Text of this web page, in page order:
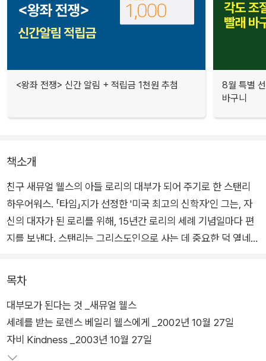
<왕좌 전쟁> 신간 알림 + 적립금 1천원 추첨
8월 특별
바구니
책소개
친구 새뮤얼 웰스의 아들 로리의 대부가 되어 주기로 한 스탠리
하우어워스. 「타임」지가 선정한 '미국 최고의 신학자'인 그는, 자
신의 대자가 된 로리를 위해, 15년간 로리의 세례 기념일마다 편
지를 보낸다. 스탠리는 그리스도인으로 사는 데 중요한 덕 열네
한 관심을 기울인다.
자비로 시작한 첫 번째 편지는 진실함, 우정, 인내, 소망, 정의, 용
기, 기쁨, 단순함, 한결같음, 겸손(과 유머), 절제, 너그러움, 믿음
으로 이어진다. 그리고 마지막 장, 성품에서 스탠리는 성품이 좋
은 삶에 얼마나 중요한지 이야기한다. 스탠리의 사상과 성찰이 압
목차
대부모가 된다는 것 _새뮤얼 웰스
세례를 받는 로렌스 베일리 웰스에게 _2002년 10월 27일
자비 Kindness _2003년 10월 27일